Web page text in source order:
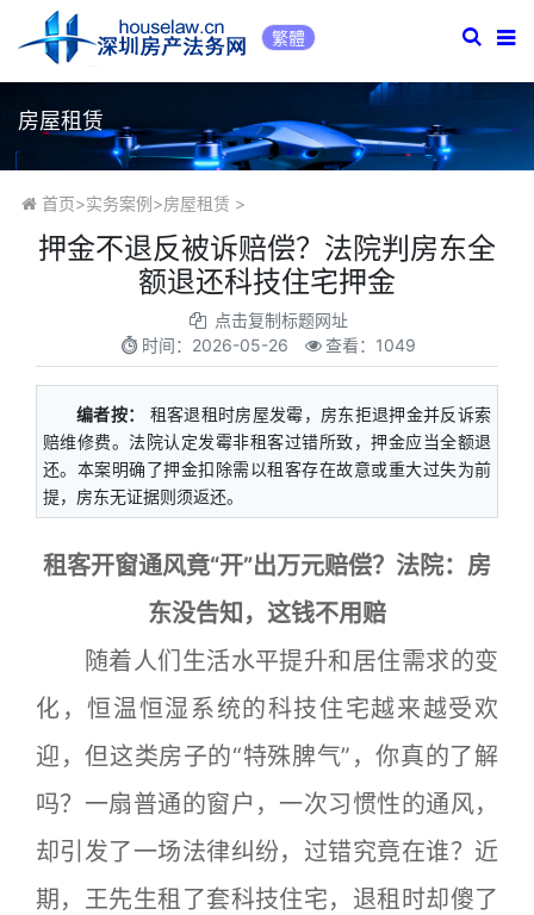
繁體
房屋租赁
首页>实务案例 >房屋租赁 >
押金不退反被诉赔偿？法院判房东全
额退还科技住宅押金
点击复制标题网址
时间： 2026-05-26 查看：1049
编者按：
租客退租时房屋发霉，房东拒退押金并反诉索
赔维修费。法院认定发霉非租客过错所致，押金应当全额退
还。本案明确了押金扣除需以租客存在故意或重大过失为前
提，房东无证据则须返还。
租客开窗通风竟“开”出万元赔偿？法院：房
东没告知，这钱不用赔
随着人们生活水平提升和居住需求的变
化，恒温恒湿系统的科技住宅越来越受欢
迎，但这类房子的“特殊脾气”，你真的了解
吗？一扇普通的窗户，一次习惯性的通风，
却引发了一场法律纠纷，过错究竟在谁？近
期，王先生租了套科技住宅，退租时却傻了